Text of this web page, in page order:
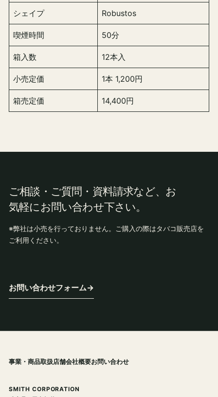
シェイプ Robustos
喫煙時間 50分
箱入数 12本入
小売定価 1本 1,200円
箱売定価 14,400円
ご相談・ご質問・資料請求など、お
気軽にお問い合わせ下さい。
※弊社は小売を行っておりません。ご購入の際はタバコ販売店を
ご利用ください。
お問い合わせフォーム→
事業・商品取扱店舗会社概要お問い合わせ
SMITH CORPORATION